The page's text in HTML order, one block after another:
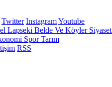
Twitter InstagramYoutube
Lapseki Belde Ve KöylerSiyaset
SporTarım
RSS